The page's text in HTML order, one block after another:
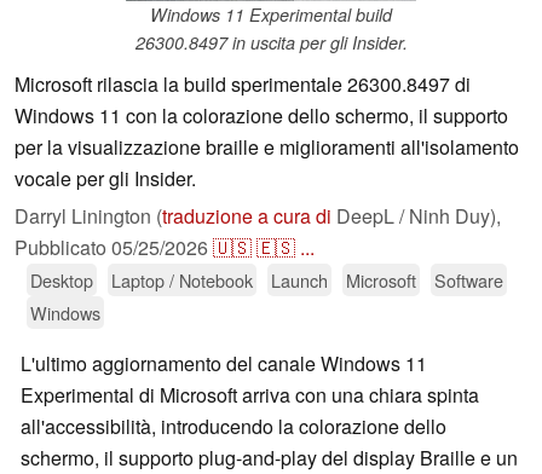
Windows 11 Experimental build
26300.8497 in uscita per gli Insider.
Microsoft rilascia la build sperimentale 26300.8497 di
Windows 11 con la colorazione dello schermo, il supporto
per la visualizzazione braille e miglioramenti all'isolamento
vocale per gli Insider.
Darryl Linington (traduzione a cura di DeepL / Ninh Duy),
Pubblicato 05/25/2026🇺🇸🇪🇸 ...
Desktop Laptop / Notebook Launch Microsoft
Software
Windows
L'ultimo aggiornamento del canale Windows 11
Experimental di Microsoft arriva con una chiara spinta
all'accessibilità, introducendo la colorazione dello
schermo, il supporto plug-and-play del display Braille e un